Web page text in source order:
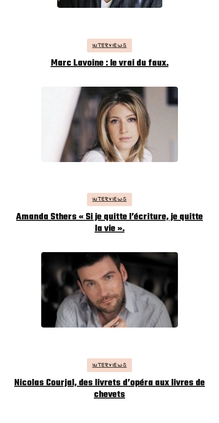
INTERVIEWS
Marc Lavoine : le vrai du faux.
INTERVIEWS
Amanda Sthers « Si je quitte l’écriture, je quitte
la vie ».
INTERVIEWS
Nicolas Courjal, des livrets d’opéra aux livres de
chevets